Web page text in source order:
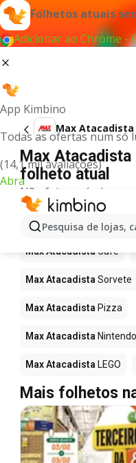
Folhetos atuais
Adicionar ao Chrome -
App Kimbino
Todas as ofertas num só
(14,1 mil avaliações)
Abra
Pesquisa de lojas,
Max
Max
folheto atual
Não foi possível
para este termo.
Mais produtos
Max Atacadista Café
Max Atacadista Sorvete
Max Atacadista Pizza
Max Atacadista
Max Atacadista LEGO
Mais folhetos